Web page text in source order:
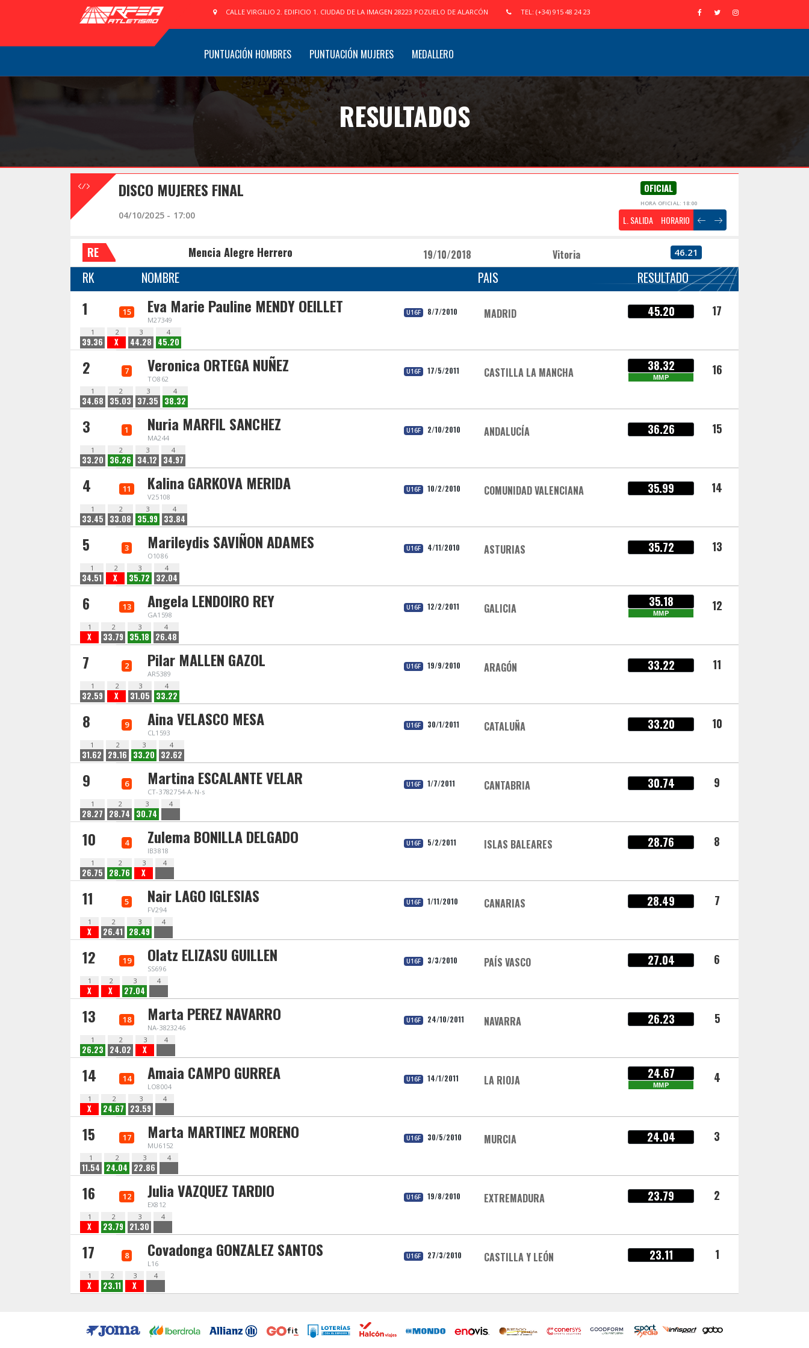
CALLE VIRGILIO 2. EDIFICIO 1. CIUDAD DE LA IMAGEN 28223 POZUELO DE ALARCÓN TEL: (+34) 915 48 24 23
PUNTUACIÓN HOMBRES PUNTUACIÓN MUJERES MEDALLERO
RESULTADOS
DISCO MUJERES FINAL OFICIAL
HORA OFICIAL: 18:00
04/10/2025 - 17:00 L. SALIDA HORARIO
RE Mencia Alegre Herrero 19/10/2018 Vitoria 46.21
RK NOMBRE PAIS RESULTADO
1 15 Eva Marie Pauline MENDY OEILLET
M27349
U16F 8/7/2010 MADRID 45.20 17
1
39.36
2
X
3
44.28
4
45.20
2 7 Veronica ORTEGA NUÑEZ
TO862
U16F 17/5/2011 CASTILLA LA MANCHA 38.32
MMP 16
1
34.68
2
35.03
3
37.35
4
38.32
3 1 Nuria MARFIL SANCHEZ
MA244
U16F 2/10/2010 ANDALUCÍA 36.26 15
1
33.20
2
36.26
3
34.12
4
34.97
4 11 Kalina GARKOVA MERIDA
V25108
U16F 10/2/2010 COMUNIDAD VALENCIANA 35.99 14
1
33.45
2
33.08
3
35.99
4
33.84
5 3 Marileydis SAVIÑON ADAMES
O1086
U16F 4/11/2010 ASTURIAS 35.72 13
1
34.51
2
X
3
35.72
4
32.04
6 13 Angela LENDOIRO REY
GA1598
U16F 12/2/2011 GALICIA 35.18
MMP 12
1
X
2
33.79
3
35.18
4
26.48
7 2 Pilar MALLEN GAZOL
AR5389
U16F 19/9/2010 ARAGÓN 33.22 11
1
32.59
2
X
3
31.05
4
33.22
8 9 Aina VELASCO MESA
CL1593
U16F 30/1/2011 CATALUÑA 33.20 10
1
31.62
2
29.16
3
33.20
4
32.62
9 6 Martina ESCALANTE VELAR
CT-3782754-A-N-s
U16F 1/7/2011 CANTABRIA 30.74 9
1
28.27
2
28.74
3
30.74
4
10 4 Zulema BONILLA DELGADO
IB3818
U16F 5/2/2011 ISLAS BALEARES 28.76 8
1
26.75
2
28.76
3
X
4
11 5 Nair LAGO IGLESIAS
FV294
U16F 1/11/2010 CANARIAS 28.49 7
1
X
2
26.41
3
28.49
4
12 19 Olatz ELIZASU GUILLEN
SS696
U16F 3/3/2010 PAÍS VASCO 27.04 6
1
X
2
X
3
27.04
4
13 18 Marta PEREZ NAVARRO
NA-3823246
U16F 24/10/2011 NAVARRA 26.23 5
1
26.23
2
24.02
3
X
4
14 14 Amaia CAMPO GURREA
LO8004
U16F 14/1/2011 LA RIOJA 24.67
MMP 4
1
X
2
24.67
3
23.59
4
15 17 Marta MARTINEZ MORENO
MU6152
U16F 30/5/2010 MURCIA 24.04 3
1
11.54
2
24.04
3
22.86
4
16 12 Julia VAZQUEZ TARDIO
EX812
U16F 19/8/2010 EXTREMADURA 23.79 2
1
X
2
23.79
3
21.30
4
17 8 Covadonga GONZALEZ SANTOS
L16
U16F 27/3/2010 CASTILLA Y LEÓN 23.11 1
1
X
2
23.11
3
X
4